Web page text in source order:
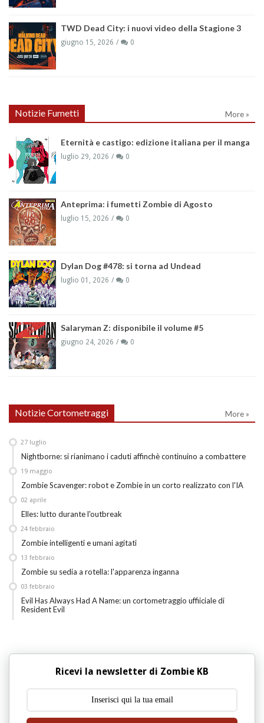
TWD Dead City: i nuovi video della Stagione 3
giugno 15, 2026 0
Notizie Fumetti More »
Eternità e castigo: edizione italiana per il manga
luglio 29, 2026 0
Anteprima: i fumetti Zombie di Agosto
luglio 15, 2026 0
Dylan Dog #478: si torna ad Undead
luglio 01, 2026 0
Salaryman Z: disponibile il volume #5
giugno 24, 2026 0
Notizie Cortometraggi More »
Nightborne: si rianimano i caduti affinchè continuino a combattere
27 luglio
Zombie Scavenger: robot e Zombie in un corto realizzato con l'IA
19 maggio
Elles: lutto durante l'outbreak
02 aprile
Zombie intelligenti e umani agitati
24 febbraio
Zombie su sedia a rotella: l'apparenza inganna
13 febbraio
Evil Has Always Had A Name: un cortometraggio uffiiciale di
Resident Evil
03 febbraio
Ricevi la newsletter di Zombie KB